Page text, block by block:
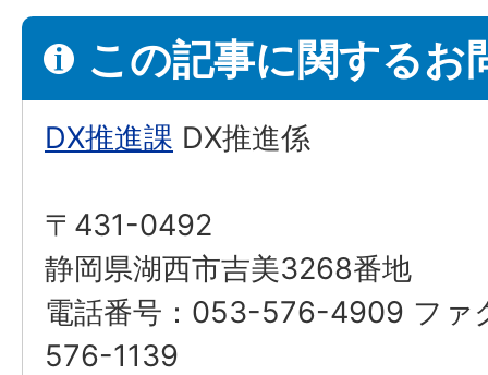
この記事に関するお
DX推進課 DX推進係
〒431-0492
静岡県湖西市吉美3268番地
電話番号：053-576-4909 ファ
576-1139